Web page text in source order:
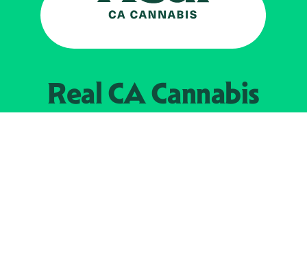
Real CACannabis